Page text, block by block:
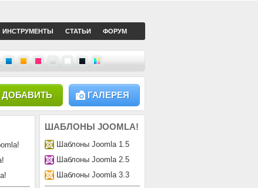
ИНСТРУМЕНТЫ СТАТЬИ ФОРУМ
ГАЛЕРЕЯ
ДОБАВИТЬ
ШАБЛОНЫ JOOMLA!
Шаблоны Joomla 1.5
Шаблоны Joomla 2.5
Шаблоны Joomla 3.3